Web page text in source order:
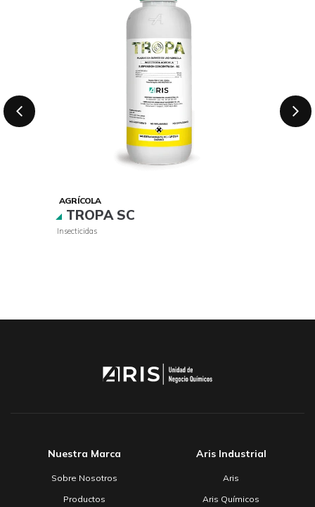
AGRÍCOLA
TROPA SC
Insecticidas
Nuestra Marca
Sobre Nosotros
Productos
Aris Industrial
Aris
Aris Químicos